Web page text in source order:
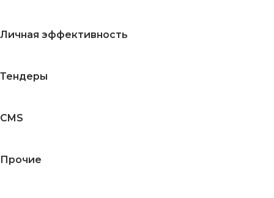
Личная эффективность
Тендеры
CMS
Прочие